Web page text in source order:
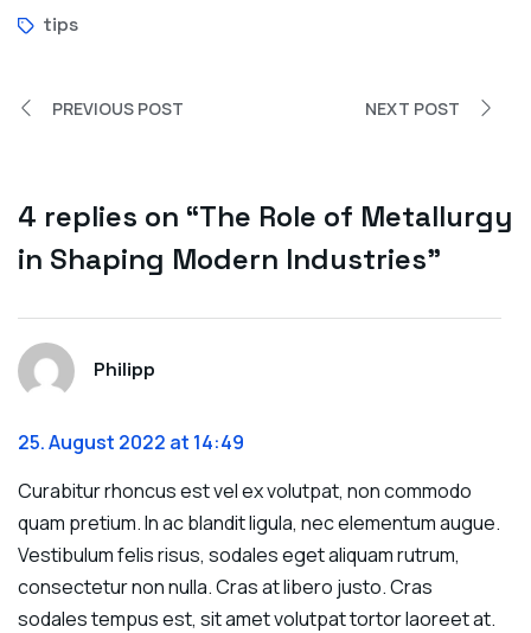
tips
PREVIOUS POST NEXT POST
4 replies on “The Role of Metallurgy
in Shaping Modern Industries”
Philipp
25. August 2022 at 14:49
Curabitur rhoncus est vel ex volutpat, non commodo
quam pretium. In ac blandit ligula, nec elementum augue.
Vestibulum felis risus, sodales eget aliquam rutrum,
consectetur non nulla. Cras at libero justo. Cras
sodales tempus est, sit amet volutpat tortor laoreet at.